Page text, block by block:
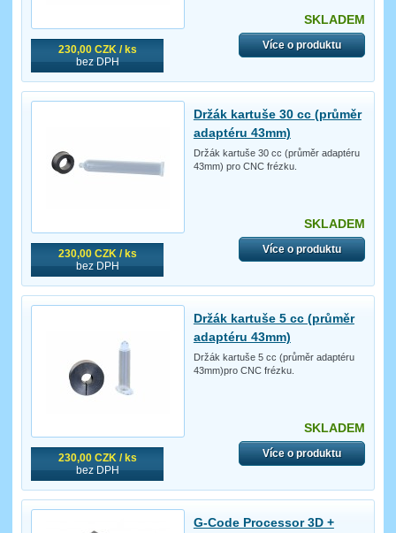
230,00 CZK / ks
bez DPH
SKLADEM
Více o produktu
230,00 CZK / ks
bez DPH
Držák kartuše 30 cc (průměr
adaptéru 43mm)
Držák kartuše 30 cc (průměr adaptéru
43mm) pro CNC frézku.
SKLADEM
Více o produktu
230,00 CZK / ks
bez DPH
Držák kartuše 5 cc (průměr
adaptéru 43mm)
Držák kartuše 5 cc (průměr adaptéru
43mm)pro CNC frézku.
SKLADEM
Více o produktu
G-Code Processor 3D +